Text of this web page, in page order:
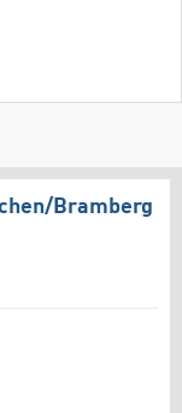
​Bramberg